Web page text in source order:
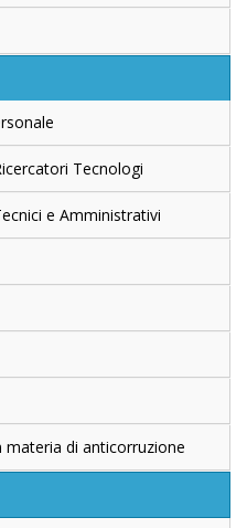
Tecnologi
e Amministrativi
di anticorruzione